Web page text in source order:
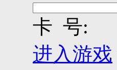
卡 号:
进入游戏